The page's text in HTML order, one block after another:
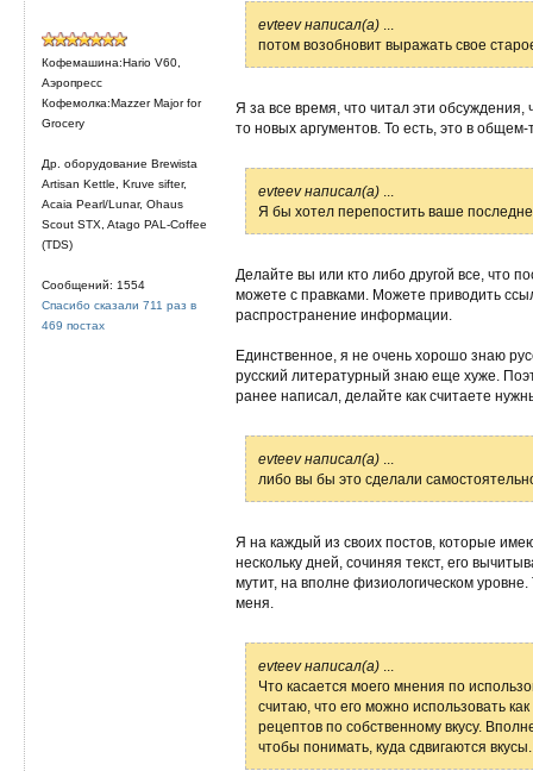
Кофемашина:Hario V60,
Аэропресс
Кофемолка:Mazzer Major for
Grocery
Др. оборудование Brewista
Artisan Kettle, Kruve sifter,
Acaia Pearl/Lunar, Ohaus
Scout STX, Atago PAL-Coffee
(TDS)
Сообщений: 1554
Спасибо сказали 711 раз в
469 постах
evteev написал(а)
потом возобновит выражать свое
Я за все время, что читал эти обсуждения,
то новых аргументов. То есть, это в общем-
evteev написал(а)
Я бы хотел перепостить ваше
Делайте вы или кто либо другой все, что
можете с правками. Можете приводить
распространение информации.
Единственное, я не очень хорошо знаю
русский литературный знаю еще хуже.
ранее написал, делайте как считаете
evteev написал(а)
либо вы бы это сделали
Я на каждый из своих постов, которые
нескольку дней, сочиняя текст, его
мутит, на вполне физиологическом
меня.
evteev написал(а)
Что касается моего мнения по
считаю, что его можно использовать
рецептов по собственному вкусу.
чтобы понимать, куда сдвигаются вкусы.